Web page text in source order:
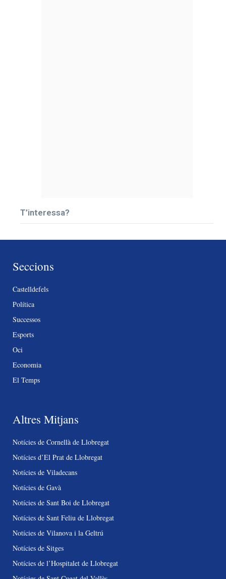
T’interessa?
Seccions
Castelldefels
Política
Successos
Esports
Oci
Economia
El Temps
Altres Mitjans
Notícies de Cornellà de Llobregat
Notícies d’El Prat de Llobregat
Notícies de Viladecans
Notícies de Gavà
Notícies de Sant Boi de Llobregat
Notícies de Sant Feliu de Llobregat
Notícies de Vilanova i la Geltrú
Notícies de Sitges
Notícies de l’Hospitalet de Llobregat